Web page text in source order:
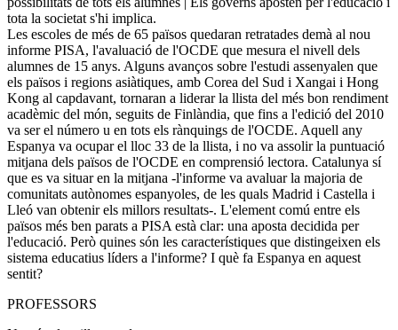
tota la societat s'hi implica.
Les escoles de més de 65 països quedaran retratades demà al nou
informe PISA, l'avaluació de l'OCDE que mesura el nivell dels
alumnes de 15 anys. Alguns avanços sobre l'estudi assenyalen que
els països i regions asiàtiques, amb Corea del Sud i Xangai i Hong
Kong al capdavant, tornaran a liderar la llista del més bon rendiment
acadèmic del món, seguits de Finlàndia, que fins a l'edició del 2010
va ser el número u en tots els rànquings de l'OCDE. Aquell any
Espanya va ocupar el lloc 33 de la llista, i no va assolir la puntuació
mitjana dels països de l'OCDE en comprensió lectora. Catalunya sí
que es va situar en la mitjana -l'informe va avaluar la majoria de
comunitats autònomes espanyoles, de les quals Madrid i Castella i
Lleó van obtenir els millors resultats-. L'element comú entre els
països més ben parats a PISA està clar: una aposta decidida per
l'educació. Però quines són les característiques que distingeixen els
sistema educatius líders a l'informe? I què fa Espanya en aquest
sentit?
PROFESSORS